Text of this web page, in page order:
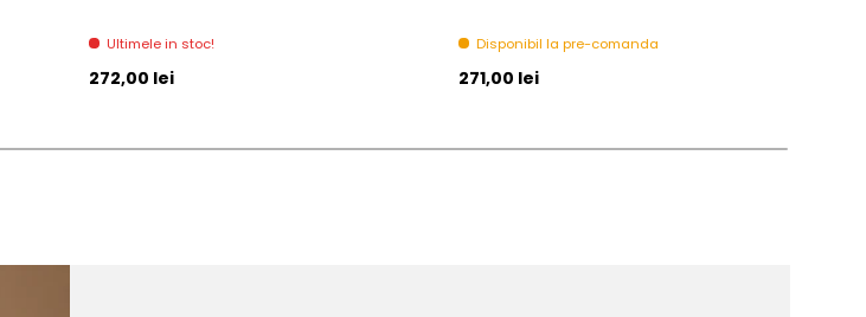
Ultimele in stoc!
Pret initial
272,00 lei
Disponibil la pre-comanda
Pret initial
271,00 lei